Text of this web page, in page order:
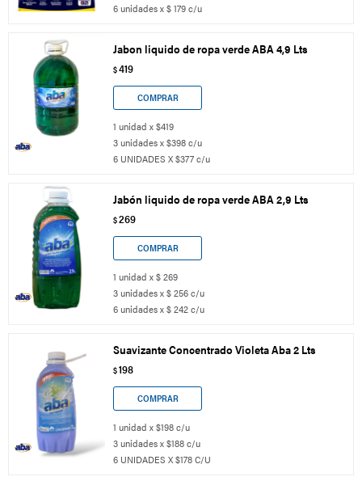
6 unidades x $ 179 c/u
Jabon liquido de ropa verde ABA 4,9 Lts
$419
1 unidad x $419
3 unidades x $398 c/u
6 UNIDADES X $377 c/u
Jabón liquido de ropa verde ABA 2,9 Lts
$269
1 unidad x $ 269
3 unidades x $ 256 c/u
6 unidades x $ 242 c/u
Suavizante Concentrado Violeta Aba 2 Lts
$198
1 unidad x $198 c/u
3 unidades x $188 c/u
6 UNIDADES X $178 C/U